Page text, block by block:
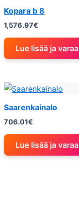
Kopara b 8
1,576.97€
Lue lisää ja varaa
Saarenkainalo
706.01€
Lue lisää ja varaa